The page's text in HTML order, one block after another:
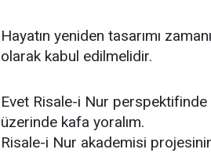
Hayatın yeniden tasarımı
olarak kabul edilmelidir.
Evet Risale-i Nur
üzerinde kafa yoralım.
Risale-i Nur akademisi